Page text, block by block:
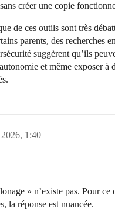
créer une copie
de ces outils sont très
parents, des recherches
suggèrent qu’ils
et même exposer à
1:40
» n’existe pas. Pour ce
la réponse est nuancée.